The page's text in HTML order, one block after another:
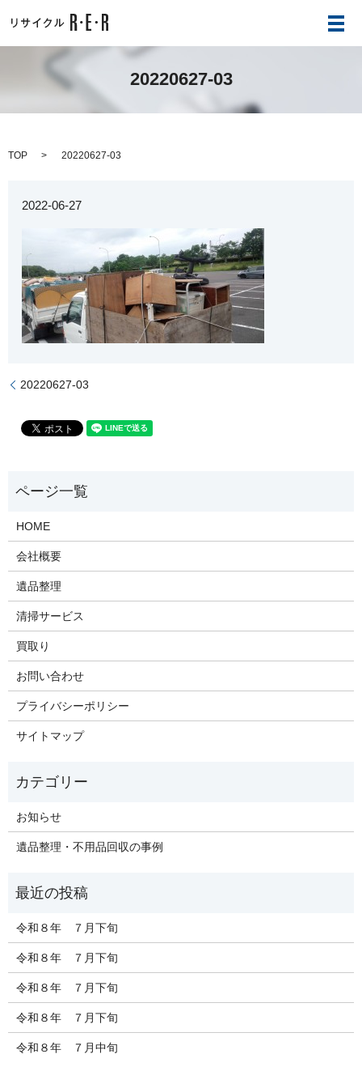
メ
20220627-03
TOP 20220627-03
2022-06-27
20220627-03
HOME
会社概要
遺品整理
清掃サービス
買取り
お問い合わせ
プライバシーポリシー
サイトマップ
お知らせ
遺品整理・不用品回収の事例
令和８年 ７月下旬
令和８年 ７月下旬
令和８年 ７月下旬
令和８年 ７月下旬
令和８年 ７月中旬